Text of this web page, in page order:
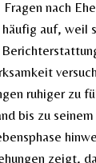
nach
auf, weil
ruhiger zu
bis zu
zeigt,